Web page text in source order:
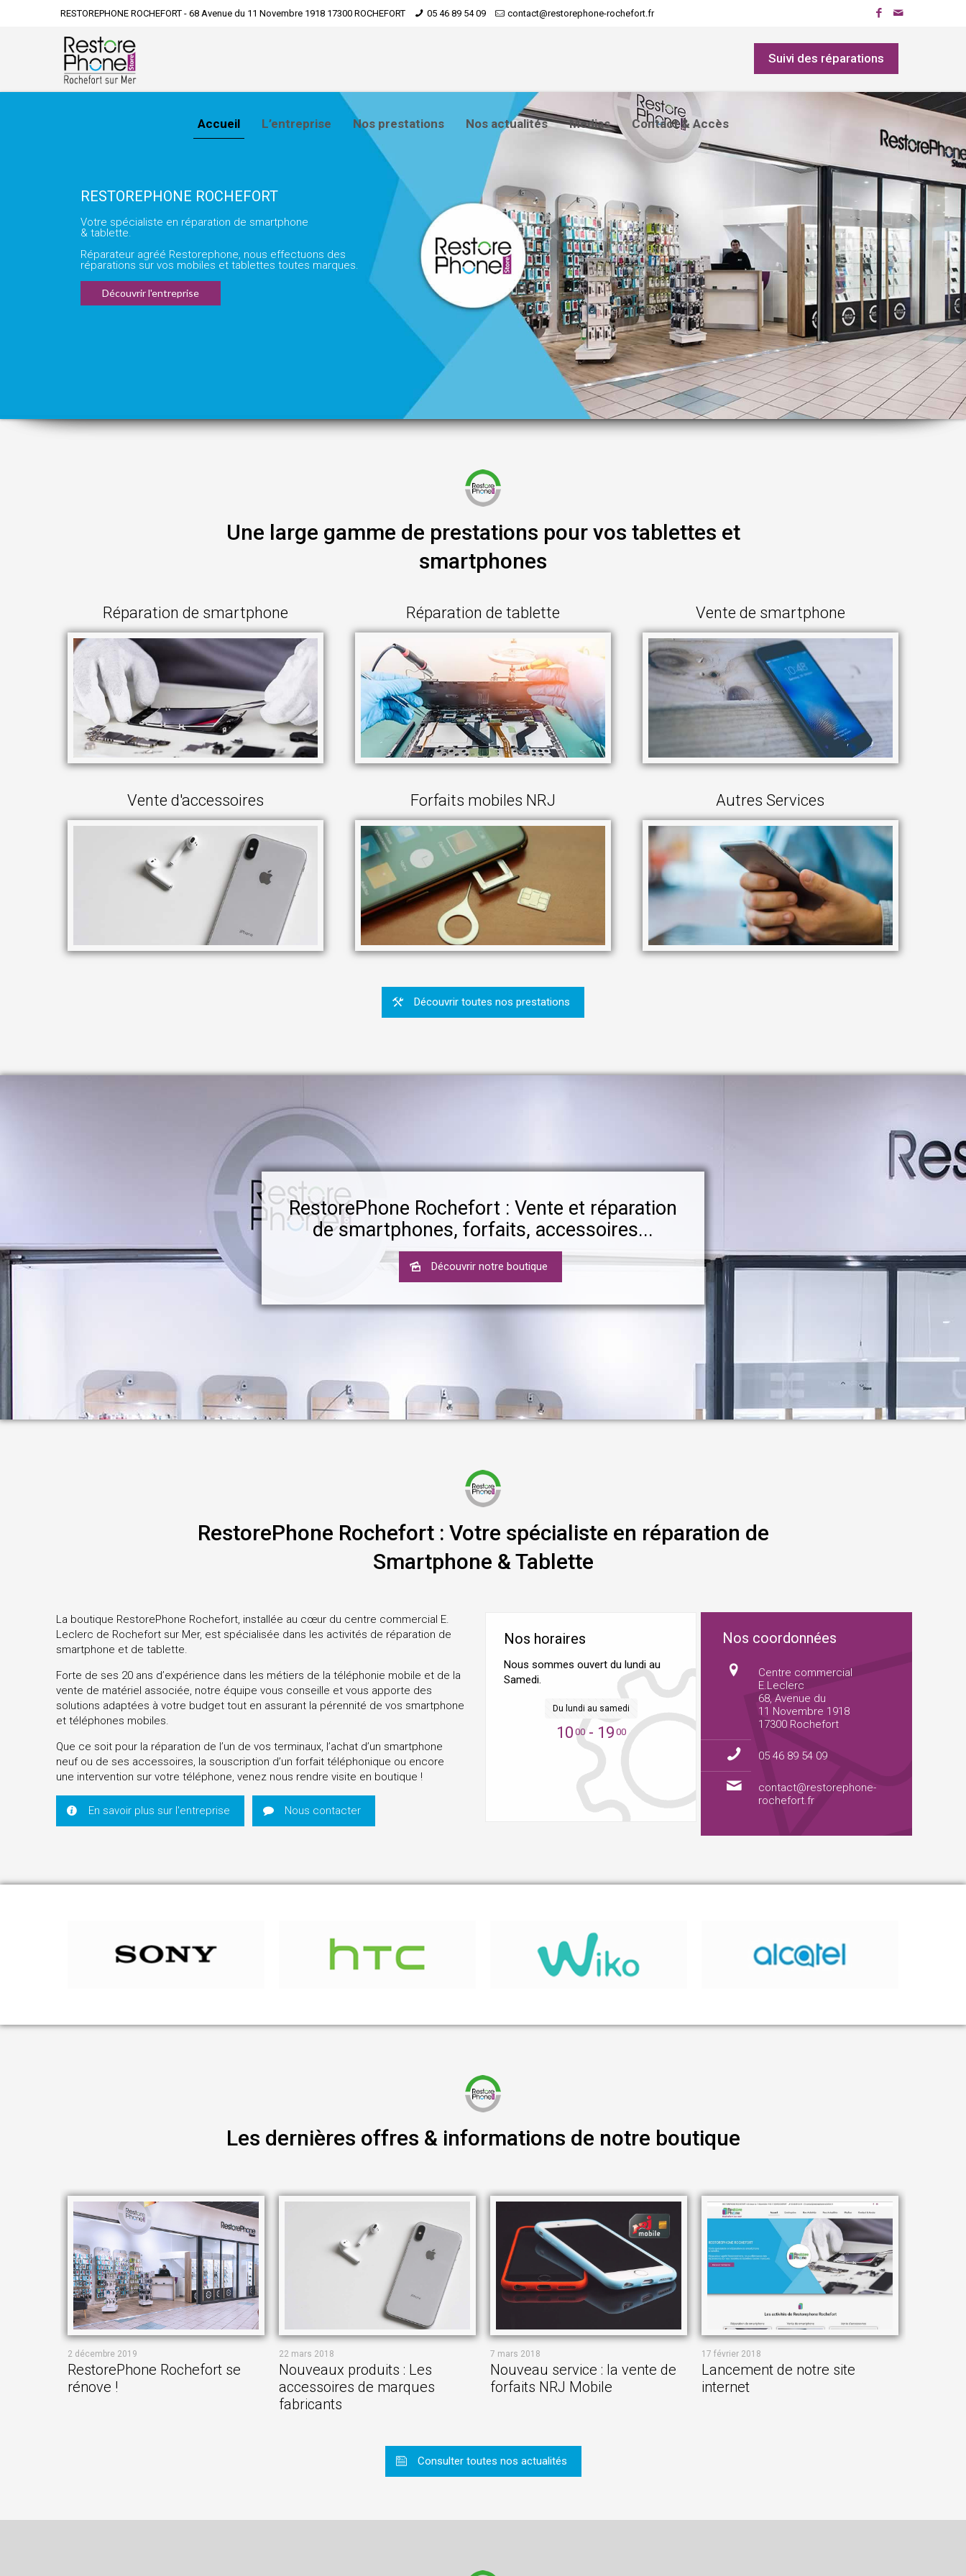
RESTOREPHONE ROCHEFORT - 68 Avenue du 11 Novembre 1918 17300 ROCHEFORT 05 46 89 54 09 contact@restorephone-rochefort.fr
Accueil L’entreprise Nos prestations Nos actualités Medias Contact & Accès
Suivi des réparations
RESTOREPHONE ROCHEFORT
Votre spécialiste en réparation de smartphone
& tablette.
Réparateur agréé Restorephone, nous effectuons des
réparations sur vos mobiles et tablettes toutes marques.
Découvrir l'entreprise
Une large gamme de prestations pour vos tablettes et
smartphones
Réparation de smartphone Réparation de tablette Vente de smartphone
Vente d'accessoires Forfaits mobiles NRJ Autres Services
Découvrir toutes nos prestations
RestorePhone Rochefort : Vente et réparation
de smartphones, forfaits, accessoires...
Découvrir notre boutique
RestorePhone Rochefort : Votre spécialiste en réparation de
Smartphone & Tablette
La boutique RestorePhone Rochefort, installée au cœur du centre commercial E.
Leclerc de Rochefort sur Mer, est spécialisée dans les activités de réparation de
smartphone et de tablette.
Forte de ses 20 ans d’expérience dans les métiers de la téléphonie mobile et de la
vente de matériel associée, notre équipe vous conseille et vous apporte des
solutions adaptées à votre budget tout en assurant la pérennité de vos smartphone
et téléphones mobiles.
Que ce soit pour la réparation de l’un de vos terminaux, l’achat d’un smartphone
neuf ou de ses accessoires, la souscription d’un forfait téléphonique ou encore
une intervention sur votre téléphone, venez nous rendre visite en boutique !
En savoir plus sur l'entreprise Nous contacter
Nos horaires
Nous sommes ouvert du lundi au
Samedi.
Du lundi au samedi
10 00- 19 00
Nos coordonnées
Centre commercial
E.Leclerc
68, Avenue du
11 Novembre 1918
17300 Rochefort
05 46 89 54 09
contact@restorephone-
rochefort.fr
Les dernières offres & informations de notre boutique
2 décembre 2019
RestorePhone Rochefort se
rénove !
22 mars 2018
Nouveaux produits : Les
accessoires de marques
fabricants
7 mars 2018
Nouveau service : la vente de
forfaits NRJ Mobile
17 février 2018
Lancement de notre site
internet
Consulter toutes nos actualités